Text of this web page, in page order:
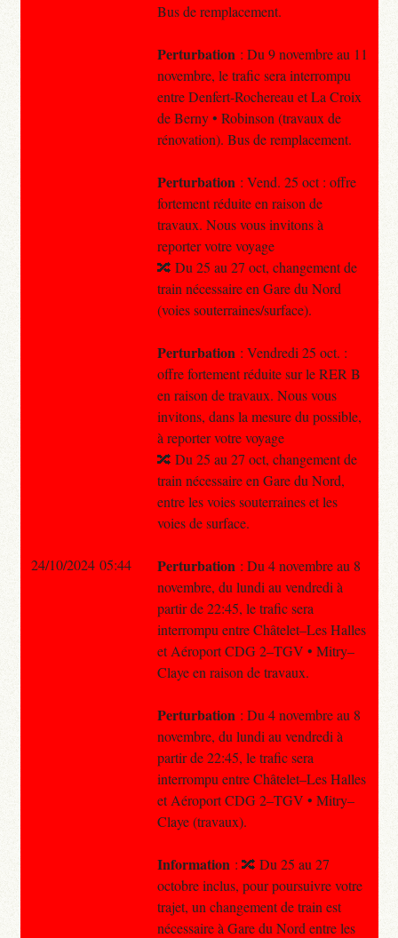
Bus de remplacement.
Perturbation : Du 9 novembre au 11
novembre, le trafic sera interrompu
entre Denfert-Rochereau et La Croix
de Berny • Robinson (travaux de
rénovation). Bus de remplacement.
Perturbation : Vend. 25 oct : offre
fortement réduite en raison de
travaux. Nous vous invitons à
reporter votre voyage
🔀 Du 25 au 27 oct, changement de
train nécessaire en Gare du Nord
(voies souterraines/surface).
Perturbation : Vendredi 25 oct. :
offre fortement réduite sur le RER B
en raison de travaux. Nous vous
invitons, dans la mesure du possible,
à reporter votre voyage
🔀 Du 25 au 27 oct, changement de
train nécessaire en Gare du Nord,
entre les voies souterraines et les
voies de surface.
Perturbation : Du 4 novembre au 8
novembre, du lundi au vendredi à
partir de 22:45, le trafic sera
interrompu entre Châtelet–Les Halles
et Aéroport CDG 2–TGV • Mitry–
Claye en raison de travaux.
Perturbation : Du 4 novembre au 8
novembre, du lundi au vendredi à
partir de 22:45, le trafic sera
interrompu entre Châtelet–Les Halles
et Aéroport CDG 2–TGV • Mitry–
Claye (travaux).
Information : 🔀 Du 25 au 27
octobre inclus, pour poursuivre votre
trajet, un changement de train est
nécessaire à Gare du Nord entre les
24/10/2024 05:44